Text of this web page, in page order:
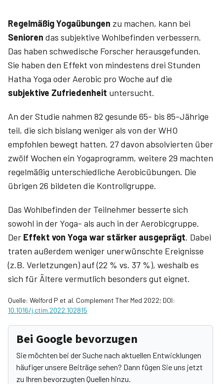
Regelmäßig Yogaübungen zu machen, kann bei
Senioren das subjektive Wohlbefinden verbessern.
Das haben schwedische Forscher herausgefunden.
Sie haben den Effekt von mindestens drei Stunden
Hatha Yoga oder Aerobic pro Woche auf die
subjektive Zufriedenheit untersucht.
An der Studie nahmen 82 gesunde 65- bis 85-Jährige
teil, die sich bislang weniger als von der WHO
empfohlen bewegt hatten. 27 davon absolvierten über
zwölf Wochen ein Yogaprogramm, weitere 29 machten
regelmäßig unterschiedliche Aerobicübungen. Die
übrigen 26 bildeten die Kontrollgruppe.
Das Wohlbefinden der Teilnehmer besserte sich
sowohl in der Yoga- als auch in der Aerobicgruppe.
Der Effekt von Yoga war stärker ausgeprägt. Dabei
traten außerdem weniger unerwünschte Ereignisse
(z.B. Verletzungen) auf (22 % vs. 37 %), weshalb es
sich für Ältere vermutlich besonders gut eignet.
Quelle: Welford P et al. Complement Ther Med 2022; DOI:
10.1016/j.ctim.2022.102815
Bei Google bevorzugen
Sie möchten bei der Suche nach aktuellen Entwicklungen
häufiger unsere Beiträge sehen? Dann fügen Sie uns jetzt
zu Ihren bevorzugten Quellen hinzu.